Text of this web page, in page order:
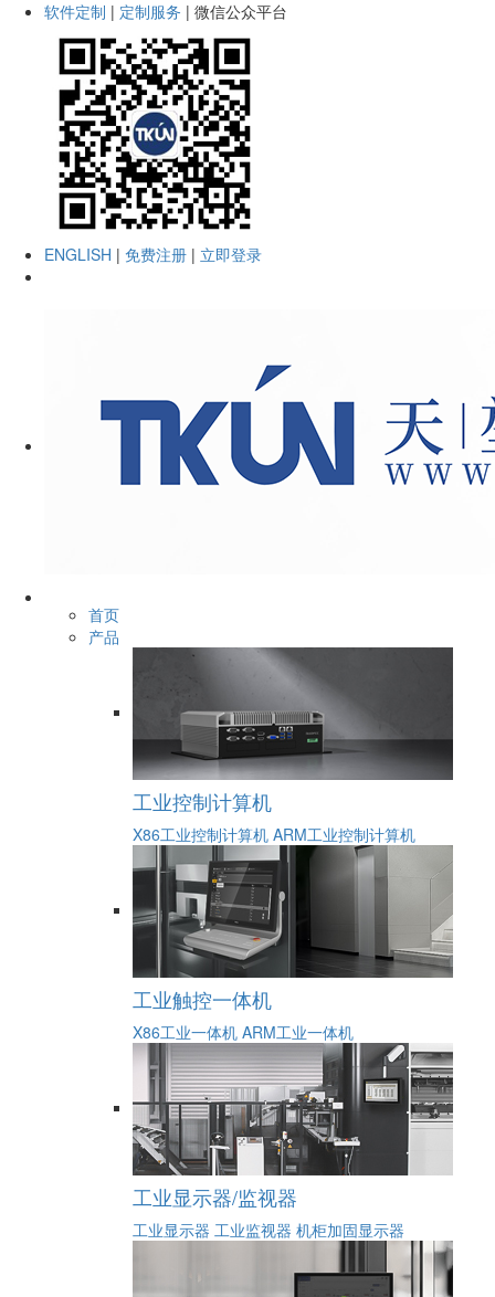
软件定制 | 定制服务 | 微信公众平台
ENGLISH | 免费注册 | 立即登录
首页
产品
工业控制计算机
X86工业控制计算机 ARM工业控制计算机
工业触控一体机
X86工业一体机 ARM工业一体机
工业显示器/监视器
工业显示器 工业监视器 机柜加固显示器